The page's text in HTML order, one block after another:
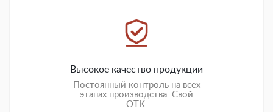
Высокое качество продукции
Постоянный контроль на всех
этапах производства. Свой
ОТК.